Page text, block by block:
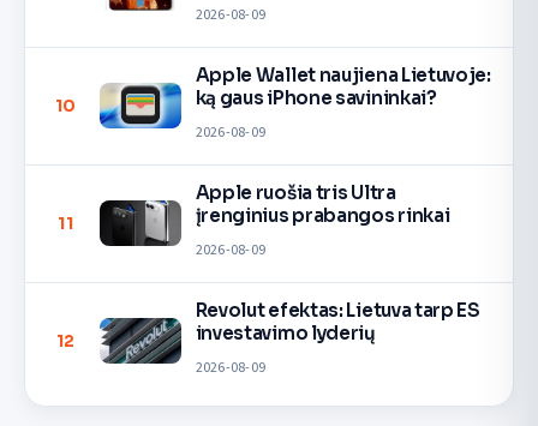
2026-08-09
10
Apple Wallet naujiena Lietuvoje:
ką gaus iPhone savininkai?
2026-08-09
11
Apple ruošia tris Ultra
įrenginius prabangos rinkai
2026-08-09
12
Revolut efektas: Lietuva tarp ES
investavimo lyderių
2026-08-09